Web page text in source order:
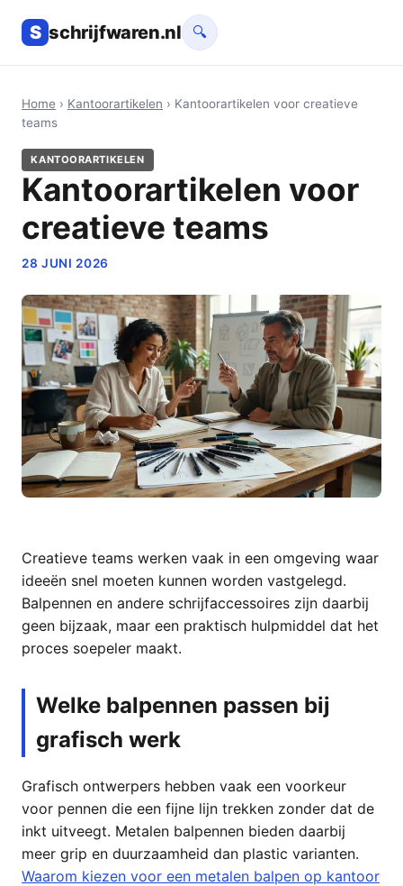
S schrijfwaren.nl 🔍
Home › Kantoorartikelen › Kantoorartikelen voor creatieve
teams
KANTOORARTIKELEN
Kantoorartikelen voor
creatieve teams
28 JUNI 2026
Creatieve teams werken vaak in een omgeving waar
ideeën snel moeten kunnen worden vastgelegd.
Balpennen en andere schrijfaccessoires zijn daarbij
geen bijzaak, maar een praktisch hulpmiddel dat het
proces soepeler maakt.
Welke balpennen passen bij
grafisch werk
Grafisch ontwerpers hebben vaak een voorkeur
voor pennen die een fijne lijn trekken zonder dat de
inkt uitveegt. Metalen balpennen bieden daarbij
meer grip en duurzaamheid dan plastic varianten.
Waarom kiezen voor een metalen balpen op kantoor